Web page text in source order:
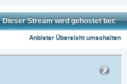
Stream wird gehostet bei:
Anbieter Übersicht umschalten